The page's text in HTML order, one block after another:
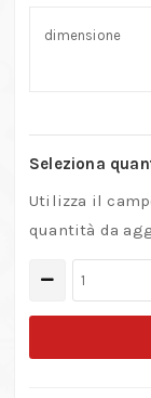
dimensione
Seleziona
Utilizza il
quantità da
Quadrato